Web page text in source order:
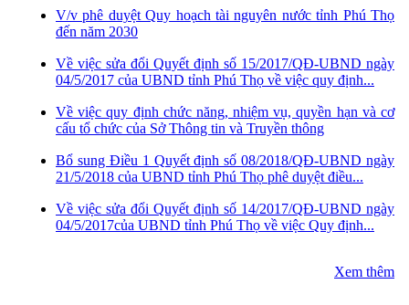
V/v phê duyệt Quy hoạch tài nguyên nước tỉnh Phú Thọ
đến năm 2030
Về việc sửa đổi Quyết định số 15/2017/QĐ-UBND ngày
04/5/2017 của UBND tỉnh Phú Thọ về việc quy định...
Về việc quy định chức năng, nhiệm vụ, quyền hạn và cơ
cấu tổ chức của Sở Thông tin và Truyền thông
Bổ sung Điều 1 Quyết định số 08/2018/QĐ-UBND ngày
21/5/2018 của UBND tỉnh Phú Thọ phê duyệt điều...
Về việc sửa đổi Quyết định số 14/2017/QĐ-UBND ngày
04/5/2017của UBND tỉnh Phú Thọ về việc Quy định...
Xem thêm